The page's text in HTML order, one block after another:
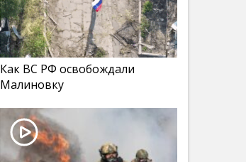
Как ВС РФ освобождали
Малиновку